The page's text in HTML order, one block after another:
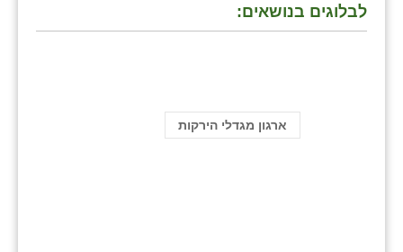
לבלוגים בנושאים:
ארגון מגדלי הירקות